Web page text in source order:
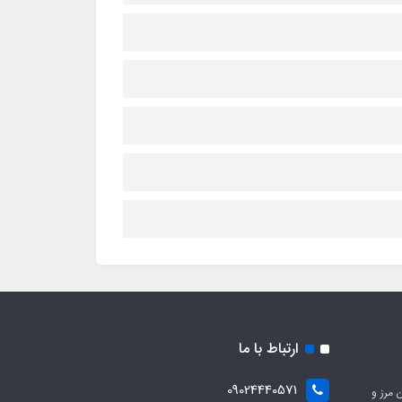
مرز و
ارتباط با ما
09024440571